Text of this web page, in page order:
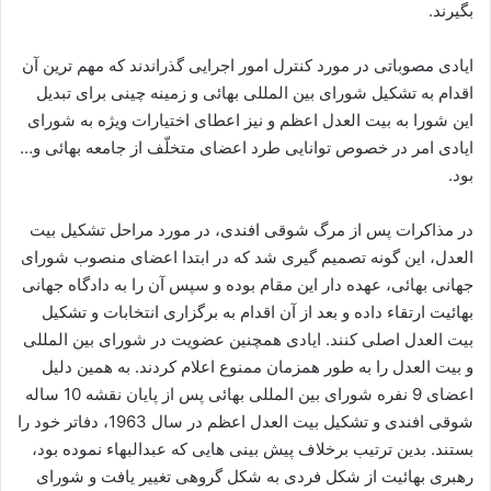
بگیرند.
ایادی مصوباتی در مورد کنترل امور اجرایی گذراندند که مهم ترین آن
اقدام به تشکیل شورای بین المللی بهائی و زمینه چینی برای تبدیل
این شورا به بیت العدل اعظم و نیز اعطای اختیارات ویژه به شورای
ایادی امر در خصوص توانایی طرد اعضای متخلّف از جامعه بهائی و…
بود.
در مذاکرات پس از مرگ شوقی افندی، در مورد مراحل تشکیل بیت
العدل، این گونه تصمیم گیری شد که در ابتدا اعضای منصوب شورای
جهانی بهائی، عهده دار این مقام بوده و سپس آن را به دادگاه جهانی
بهائیت ارتقاء داده و بعد از آن اقدام به برگزاری انتخابات و تشکیل
بیت العدل اصلی کنند. ایادی همچنین عضویت در شورای بین المللی
و بیت العدل را به طور همزمان ممنوع اعلام کردند. به همین دلیل
اعضای 9 نفره شورای بین المللی بهائی پس از پایان نقشه 10 ساله
شوقی افندی و تشکیل بیت العدل اعظم در سال 1963، دفاتر خود را
بستند. بدین ترتیب برخلاف پیش بینی هایی که عبدالبهاء نموده بود،
رهبری بهائیت از شکل فردی به شکل گروهی تغییر یافت و شورای